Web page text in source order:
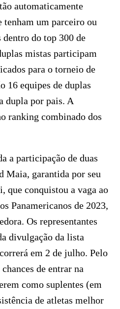
automaticamente
tenham um parceiro ou
do top 300 de
mistas participam
para o torneio de
16 equipes de duplas
dupla por pais. A
ranking combinado dos
a participação de duas
Maia, garantida por seu
que conquistou a vaga ao
Panamericanos de 2023,
Os representantes
divulgação da lista
em 2 de julho. Pelo
de entrar na
como suplentes (em
de atletas melhor